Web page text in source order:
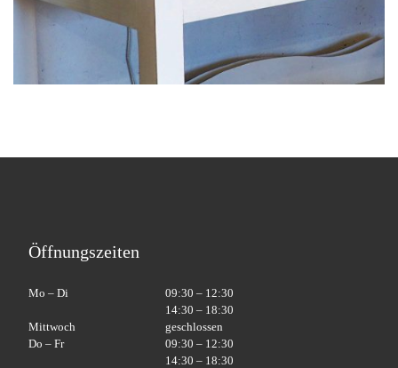
Öffnungszeiten
Mo – Di
09:30 – 12:30
14:30 – 18:30
Mittwoch
geschlossen
Do – Fr
09:30 – 12:30
14:30 – 18:30